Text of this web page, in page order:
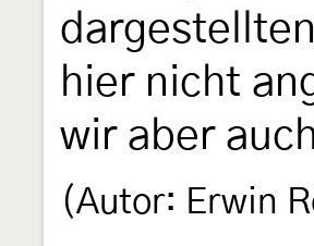
hier nicht
wir aber
(Autor: Erwin